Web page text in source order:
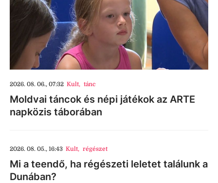
2026. 08. 06., 07:32 Kult, tánc
Moldvai táncok és népi játékok az ARTE
napközis táborában
2026. 08. 05., 16:43 Kult, régészet
Mi a teendő, ha régészeti leletet találunk a
Dunában?